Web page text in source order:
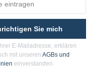
Sie mich
E-Mailadresse, erklären
mit unserenAGBs und
einverstanden